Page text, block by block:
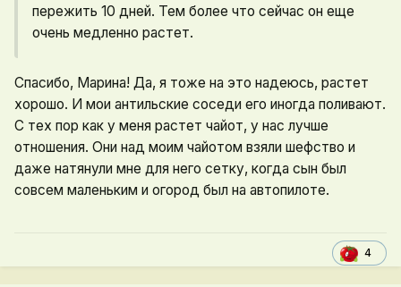
пережить 10 дней. Тем более что сейчас он еще
очень медленно растет.
Спасибо, Марина! Да, я тоже на это надеюсь, растет
хорошо. И мои антильские соседи его иногда поливают.
С тех пор как у меня растет чайот, у нас лучше
отношения. Они над моим чайотом взяли шефство и
даже натянули мне для него сетку, когда сын был
совсем маленьким и огород был на автопилоте.
4